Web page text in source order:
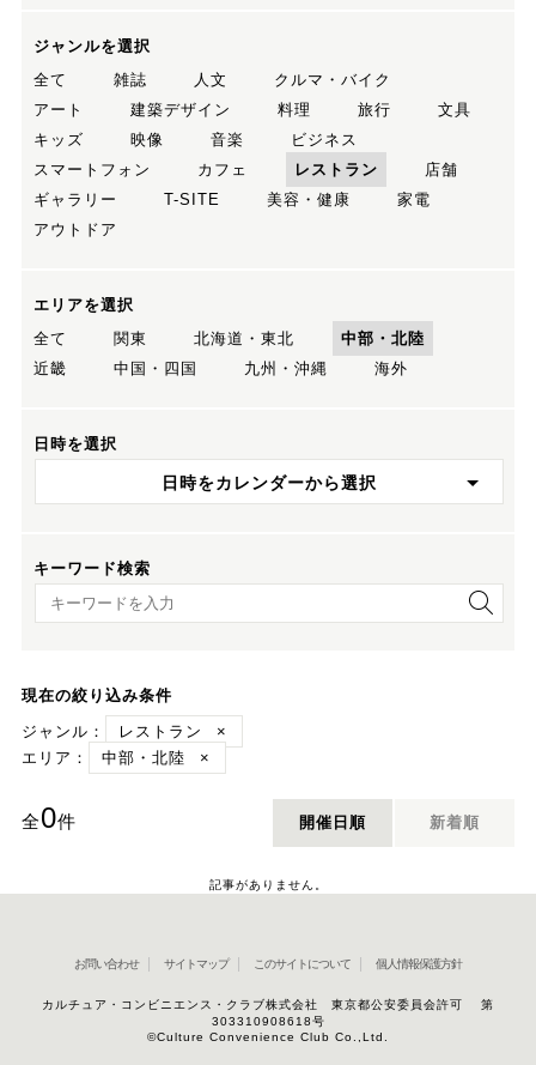
ジャンルを選択
全て
雑誌 人文
クルマ・バイク
アート
建築デザイン 料理 旅行
文具
キッズ
映像 音楽
ビジネス
スマートフォン
カフェ レストラン
店舗
ギャラリー
T-SITE 美容・健康
家電
アウトドア
エリアを選択
全て
関東 北海道・東北
中部・北陸
近畿
中国・四国 九州・沖縄 海外
日時を選択
日時をカレンダーから選択
キーワード検索
キーワード検索
現在の絞り込み条件
ジャンル：
レストラン
×
エリア：
中部・北陸 ×
全0件 開催日順 新着順
記事がありません。
お問い合わせ サイトマップ このサイトについて 個人情報保護方針
カルチュア・コンビニエンス・クラブ株式会社 東京都公安委員会許可 第
303310908618号
©Culture Convenience Club Co.,Ltd.